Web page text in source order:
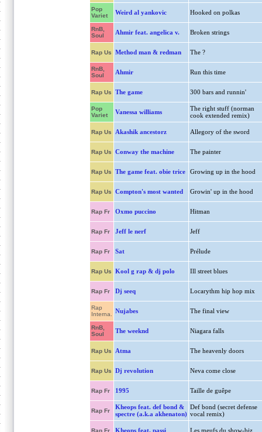
Pop
Variet
Weird al yankovic Hooked on polkas
RnB,
Soul
Ahmir feat. angelica v. Broken strings
Rap Us Method man & redman The ?
RnB,
Soul
Ahmir Run this time
Rap Us The game 300 bars and runnin'
Pop
Variet
Vanessa williams
The right stuff (norman
cook extended remix)
Rap Us Akashik ancestorz Allegory of the sword
Rap Us Conway the machine The painter
Rap Us The game feat. obie trice Growing up in the hood
Rap Us Compton's most wanted Growin' up in the hood
Rap Fr Oxmo puccino Hitman
Rap Fr Jeff le nerf Jeff
Rap Fr Sat Prélude
Rap Us Kool g rap & dj polo Ill street blues
Rap Fr Dj seeq Locarythm hip hop mix
Rap
Interna.
Nujabes The final view
RnB,
Soul
The weeknd Niagara falls
Rap Us Atma The heavenly doors
Rap Us Dj revolution Neva come close
Rap Fr 1995 Taille de guêpe
Rap Fr
Kheops feat. def bond &
spectre (a.k.a akhenaton)
Def bond (secret defense
vocal remix)
Rap Fr Kheops feat. passi Les meufs du show-biz